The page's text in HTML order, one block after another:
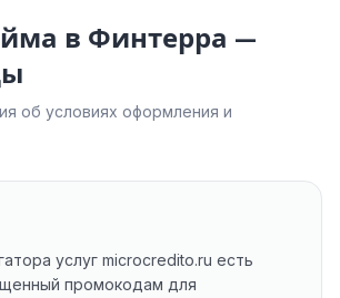
в Финтерра —
об условиях оформления и
услуг microcredito.ru есть
промокодам для